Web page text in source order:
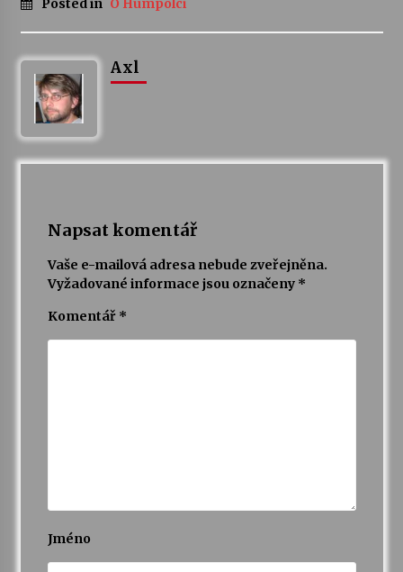
Posted in O Humpolci
Axl
Napsat komentář
Vaše e-mailová adresa nebude zveřejněna.
Vyžadované informace jsou označeny *
Komentář *
Jméno